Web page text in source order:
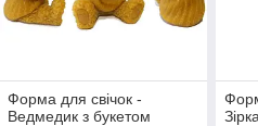
Форма для свічок -
Ведмедик з букетом